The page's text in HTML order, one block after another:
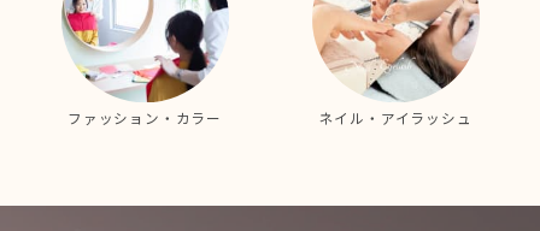
ファッション・カラー ネイル・アイラッシュ